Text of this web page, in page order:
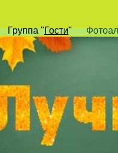
Группа"Гости"